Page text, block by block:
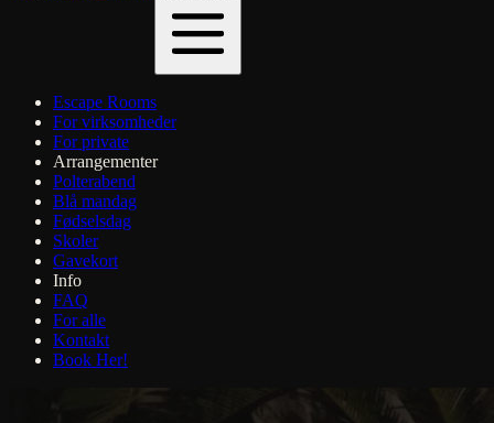
Escape Rooms
For virksomheder
For private
Arrangementer
Polterabend
Blå mandag
Fødselsdag
Skoler
Gavekort
Info
FAQ
For alle
Kontakt
Book Her!